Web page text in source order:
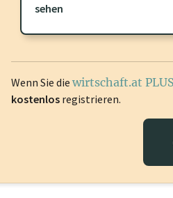
frei oder loggen Sie sich ein um
sehen
Wenn Sie die wirtschaft.at
kostenlos registrieren.